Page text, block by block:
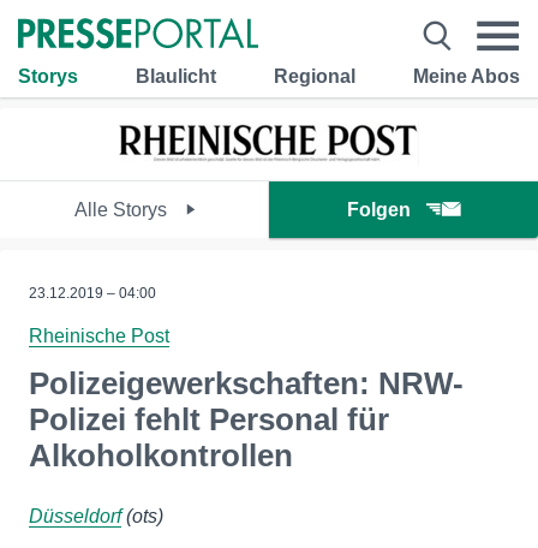
Storys Blaulicht Regional Meine Abos
Alle Storys Folgen
23.12.2019 – 04:00
Rheinische Post
Polizeigewerkschaften: NRW-
Polizei fehlt Personal für
Alkoholkontrollen
Düsseldorf(ots)